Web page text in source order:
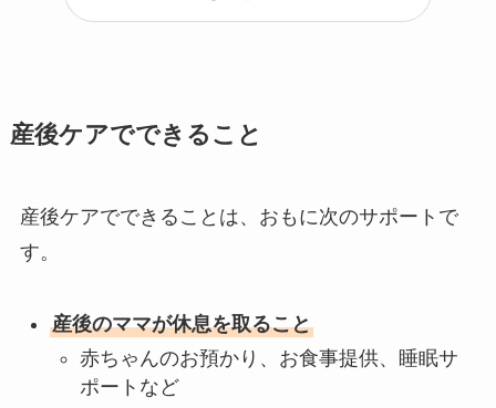
産後ケアでできること
産後ケアでできることは、おもに次のサポートで
す。
産後のママが休息を取ること
赤ちゃんのお預かり、お食事提供、睡眠サ
ポートなど